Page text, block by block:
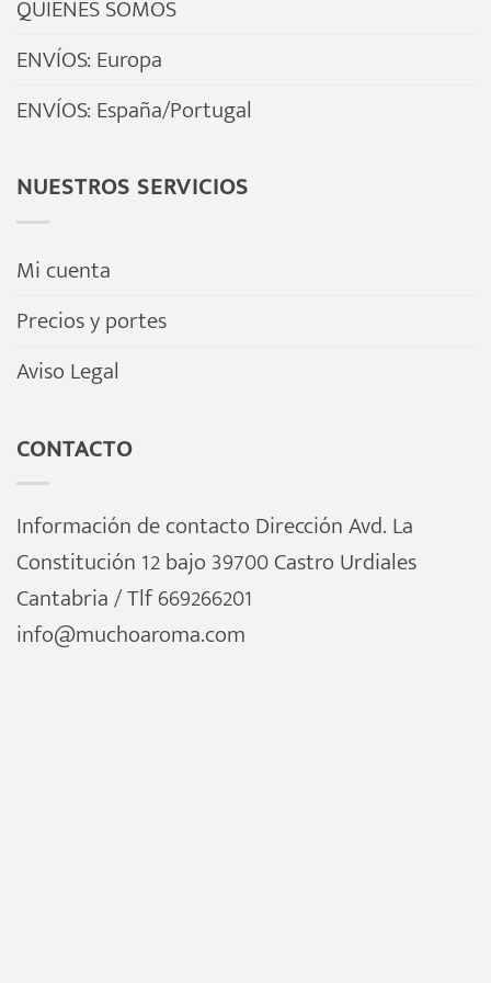
opciones
se
elegir
la
QUIÉNES SOMOS
ENVÍOS: Europa
ENVÍOS: España/Portugal
NUESTROS SERVICIOS
Mi cuenta
Precios y portes
Aviso Legal
CONTACTO
Información de contacto Dirección Avd. La
Constitución 12 bajo 39700 Castro Urdiales
Cantabria / Tlf 669266201
info@muchoaroma.com